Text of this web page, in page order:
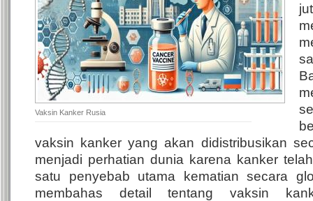
Vaksin Kanker Rusia
vaksin kanker yang akan didistribusikan
menjadi perhatian dunia karena kanker
satu penyebab utama kematian secara
membahas detail tentang vaksin